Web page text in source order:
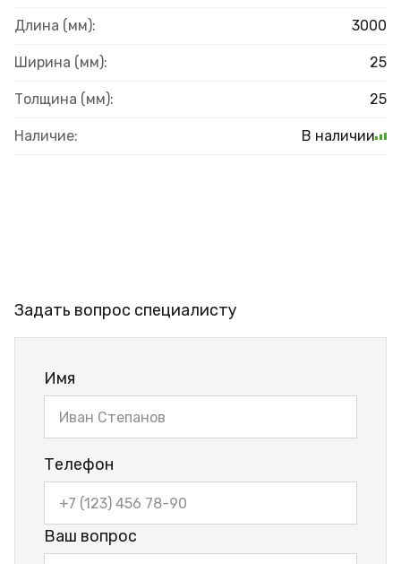
Длина (мм): 3000
Ширина (мм): 25
Толщина (мм): 25
Наличие: В наличии
Задать вопрос специалисту
Имя
Телефон
Ваш вопрос